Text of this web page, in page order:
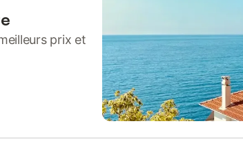
prix et